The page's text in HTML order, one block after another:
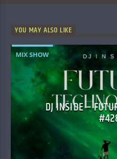
YOU MAY ALSO LIKE
MIX SHOW
DJ INSIDE –